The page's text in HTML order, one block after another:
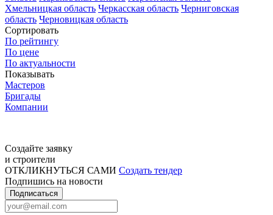
Хмельницкая область Черкасская область Черниговская
область Черновицкая область
Сортировать
По рейтингу
По цене
По актуальности
Показывать
Мастеров
Бригады
Компании
Создайте заявку
и строители
ОТКЛИКНУТЬСЯ САМИ Создать тендер
Подпишись на новости
Подписаться